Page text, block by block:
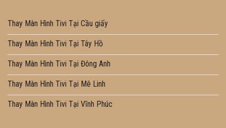
Thay Màn Hình Tivi Tại Cầu giấy
Thay Màn Hình Tivi Tại Tây Hồ
Thay Màn Hình Tivi Tại Đông Anh
Thay Màn Hình Tivi Tại Mê Linh
Thay Màn Hình Tivi Tại Vĩnh Phúc